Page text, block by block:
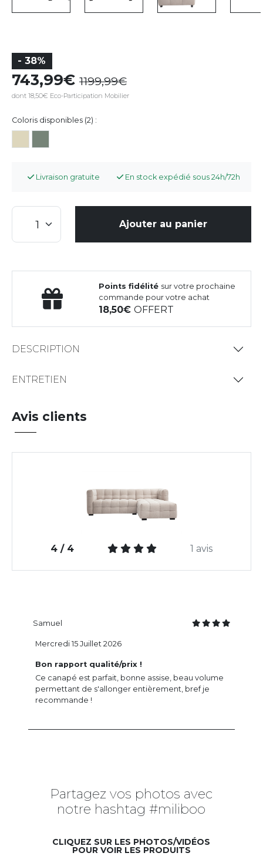
- 38%
743,99 1199,99
dont 18,50€ Eco-Participation Mobilier
Coloris disponibles (2) :
Livraison gratuite En stock expédié sous 24h/72h
Ajouter au panier
Points fidélité sur votre prochaine
commande pour votre achat
18,50OFFERT
DESCRIPTION
ENTRETIEN
Avis clients
4 / 4 1 avis
Samuel
Bon rapport qualité/prix !
Ce canapé est parfait, bonne assise, beau volume
permettant de s'allonger entièrement, bref je
recommande !
Mercredi 15 Juillet 2026
Partagez vos photos avec
notre hashtag #miliboo
CLIQUEZ SUR LES PHOTOS/VIDÉOS
POUR VOIR LES PRODUITS